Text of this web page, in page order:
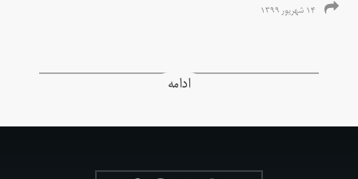
۱۴ شهریور ۱۳۹۹
ادامه